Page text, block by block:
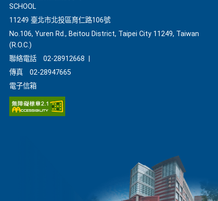
SCHOOL
11249 臺北市北投區育仁路106號
No.106, Yuren Rd., Beitou District, Taipei City 11249, Taiwan
(R.O.C.)
聯絡電話
02-28912668
傳真
02-28947665
電子信箱